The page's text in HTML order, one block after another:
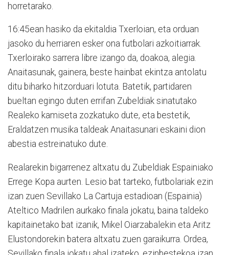
horretarako.
16:45ean hasiko da ekitaldia Txerloian, eta orduan
jasoko du herriaren esker ona futbolari azkoitiarrak.
Txerloirako sarrera libre izango da, doakoa, alegia.
Anaitasunak, gainera, beste hainbat ekintza antolatu
ditu biharko hitzorduari lotuta. Batetik, partidaren
bueltan egingo duten errifan Zubeldiak sinatutako
Realeko kamiseta zozkatuko dute, eta bestetik,
Eraldatzen musika taldeak Anaitasunari eskaini dion
abestia estreinatuko dute.
Realarekin bigarrenez altxatu du Zubeldiak Espainiako
Errege Kopa aurten. Lesio bat tarteko, futbolariak ezin
izan zuen Sevillako La Cartuja estadioan (Espainia)
Ateltico Madrilen aurkako finala jokatu, baina taldeko
kapitainetako bat izanik, Mikel Oiarzabalekin eta Aritz
Elustondorekin batera altxatu zuen garaikurra. Ordea,